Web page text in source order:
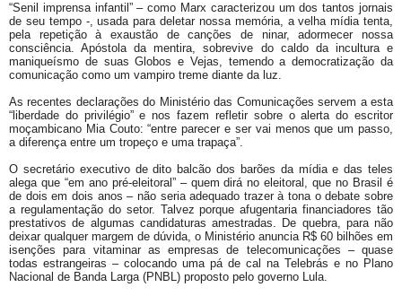
“Senil imprensa infantil” – como Marx caracterizou um dos tantos jornais
de seu tempo -, usada para deletar nossa memória, a velha mídia tenta,
pela repetição à exaustão de canções de ninar, adormecer nossa
consciência. Apóstola da mentira, sobrevive do caldo da incultura e
maniqueísmo de suas Globos e Vejas, temendo a democratização da
comunicação como um vampiro treme diante da luz.
As recentes declarações do Ministério das Comunicações servem a esta
“liberdade do privilégio” e nos fazem refletir sobre o alerta do escritor
moçambicano Mia Couto: “entre parecer e ser vai menos que um passo,
a diferença entre um tropeço e uma trapaça”.
O secretário executivo de dito balcão dos barões da mídia e das teles
alega que “em ano pré-eleitoral” – quem dirá no eleitoral, que no Brasil é
de dois em dois anos – não seria adequado trazer à tona o debate sobre
a regulamentação do setor. Talvez porque afugentaria financiadores tão
prestativos de algumas candidaturas amestradas. De quebra, para não
deixar qualquer margem de dúvida, o Ministério anuncia R$ 60 bilhões em
isenções para vitaminar as empresas de telecomunicações – quase
todas estrangeiras – colocando uma pá de cal na Telebrás e no Plano
Nacional de Banda Larga (PNBL) proposto pelo governo Lula.